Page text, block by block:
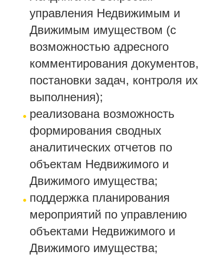
управления Недвижимым и
Движимым имуществом (с
возможностью адресного
комментирования документов,
постановки задач, контроля их
выполнения);
реализована возможность
формирования сводных
аналитических отчетов по
объектам Недвижимого и
Движимого имущества;
поддержка планирования
мероприятий по управлению
объектами Недвижимого и
Движимого имущества;